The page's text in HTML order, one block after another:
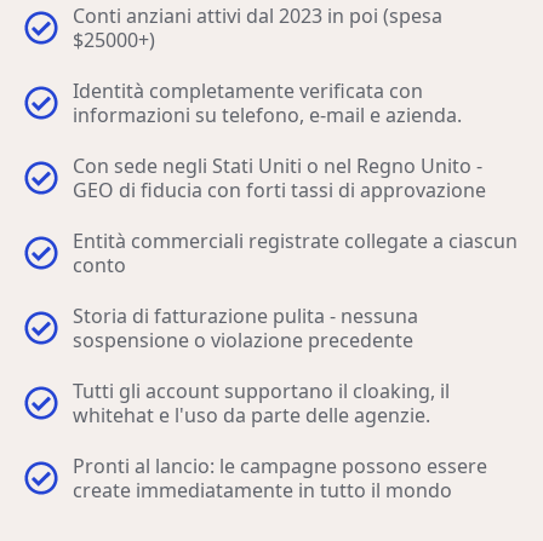
Conti anziani attivi dal 2023 in poi (spesa
$25000+)
Identità completamente verificata con
informazioni su telefono, e-mail e azienda.
Con sede negli Stati Uniti o nel Regno Unito -
GEO di fiducia con forti tassi di approvazione
Entità commerciali registrate collegate a ciascun
conto
Storia di fatturazione pulita - nessuna
sospensione o violazione precedente
Tutti gli account supportano il cloaking, il
whitehat e l'uso da parte delle agenzie.
Pronti al lancio: le campagne possono essere
create immediatamente in tutto il mondo